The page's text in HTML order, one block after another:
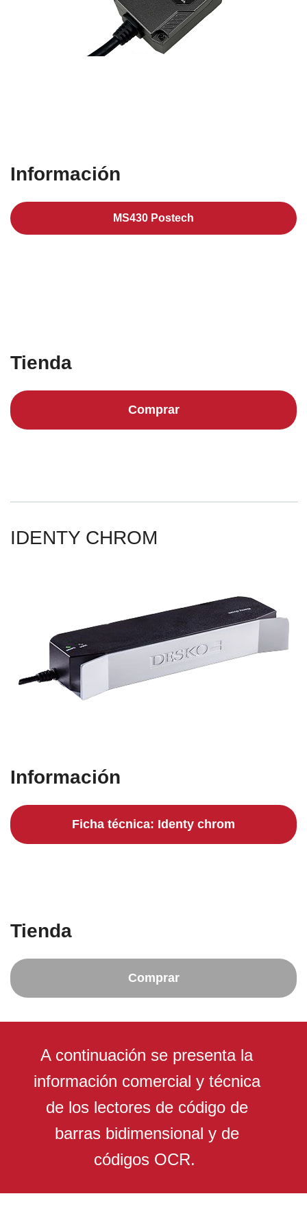
Información
MS430 Postech
Tienda
Comprar
IDENTY CHROM
Información
Ficha técnica: Identy chrom
Tienda
Comprar
A continuación se presenta la
información comercial y técnica
de los lectores de código de
barras bidimensional y de
códigos OCR.